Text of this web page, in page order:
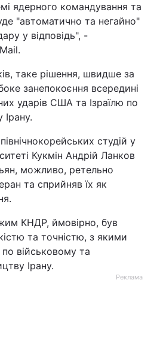
ядерного командування та
"автоматично та негайно"
у відповідь", -
таке рішення, швидше за
занепокоєння всередині
ударів США та Ізраїлю по
студій у
Кукмін Андрій Ланков
можливо, ретельно
та сприйняв їх як
КНДР, ймовірно, був
та точністю, з якими
військовому та
Ірану.
Реклама